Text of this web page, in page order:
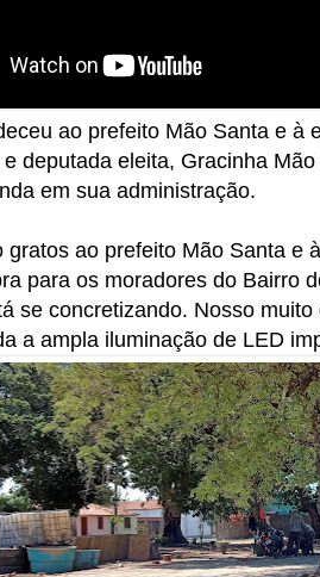
ao prefeito Mão Santa e à
deputada eleita, Gracinha
em sua administração.
gratos ao prefeito Mão Santa e
para os moradores do Bairro
se concretizando. Nosso
a ampla iluminação de LED